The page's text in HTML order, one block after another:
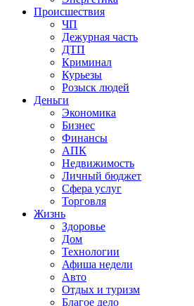
Происшествия
ЧП
Дежурная часть
ДТП
Криминал
Курьезы
Розыск людей
Деньги
Экономика
Бизнес
Финансы
АПК
Недвижимость
Личный бюджет
Сфера услуг
Торговля
Жизнь
Здоровье
Дом
Технологии
Афиша недели
Авто
Отдых и туризм
Благое дело